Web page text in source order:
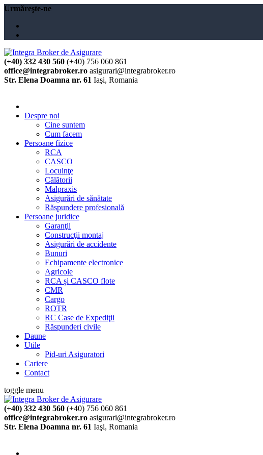
Urmăreşte-ne
(+40) 332 430 560 (+40) 756 060 861
office@integrabroker.ro asigurari@integrabroker.ro
Str. Elena Doamna nr. 61 Iaşi, Romania
Despre noi
Cine suntem
Cum facem
Persoane fizice
RCA
CASCO
Locuinţe
Călătorii
Malpraxis
Asigurări de sănătate
Răspundere profesională
Persoane juridice
Garanţii
Construcţii montaj
Asigurări de accidente
Bunuri
Echipamente electronice
Agricole
RCA și CASCO flote
CMR
Cargo
ROTR
RC Case de Expediţii
Răspunderi civile
Daune
Utile
Pid-uri Asiguratori
Cariere
Contact
toggle menu
(+40) 332 430 560 (+40) 756 060 861
office@integrabroker.ro asigurari@integrabroker.ro
Str. Elena Doamna nr. 61 Iaşi, Romania